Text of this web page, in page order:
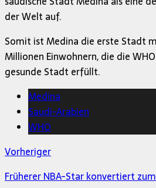
der Welt auf.
Somit ist Medina die erste Stadt
Millionen Einwohnern, die die
gesunde Stadt erfüllt.
Medina
Saudi-Arabien
WHO
Vorheriger
Früherer NBA-Star konvertiert